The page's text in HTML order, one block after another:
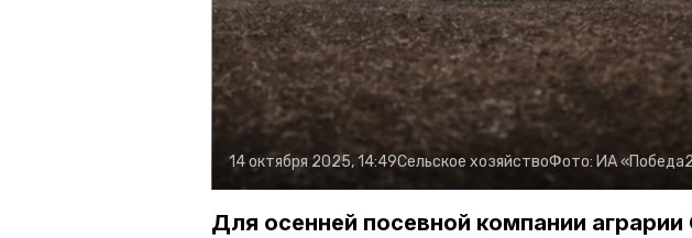
14 октября 2025, 14:49Сельское хозяйствоФото: ИА
Для осенней посевной компании